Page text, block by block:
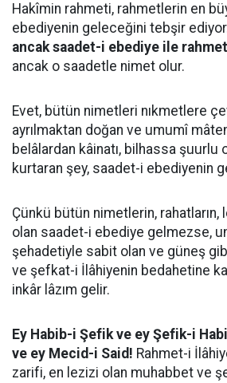
Hakîmin rahmeti, rahmetlerin en
ebediyenin geleceğini tebşir
ancak saadet-i ebediye ile
ancak o saadetle nimet olur.
Evet, bütün nimetleri nıkmetlere
ayrılmaktan doğan ve umumî
belâlardan kâinatı, bilhassa şuurlu
kurtaran şey, saadet-i ebediyenin
Çünkü bütün nimetlerin,
olan saadet-i ebediye gelmezse,
şehadetiyle sabit olan ve güneş
ve şefkat-i İlâhiyenin bedahetine
inkâr lâzım gelir.
Ey Habib-i Şefik ve ey Şefik-i
ve ey Mecid-i Said! Rahmet-i
zarifi, en lezizi olan muhabbet ve